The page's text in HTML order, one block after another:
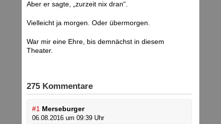
Aber er sagte, „zurzeit nix dran“.
Vielleicht ja morgen. Oder übermorgen.
War mir eine Ehre, bis demnächst in diesem
Theater.
275 Kommentare
#1 Merseburger
06.08.2016 um 09:39 Uhr